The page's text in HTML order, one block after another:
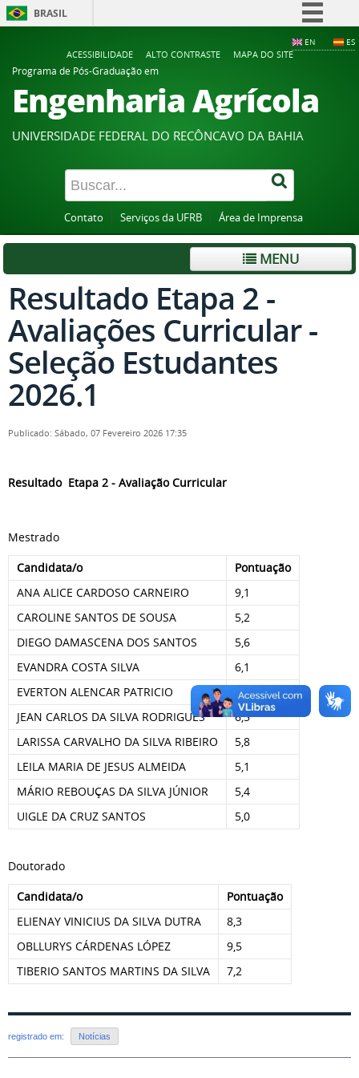
BRASIL
Participe
Acesso à informação
Legislação
Canais
EN ES
ACESSIBILIDADE ALTO CONTRASTE
MAPA DO SITE
Programa de Pós-Graduação em
Engenharia Agrícola
UNIVERSIDADE FEDERAL DO RECÔNCAVO DA BAHIA
Contato Serviços da UFRB Área de Imprensa
MENU
Resultado Etapa 2 -
Avaliações Curricular -
Seleção Estudantes
2026.1
Publicado: Sábado, 07 Fevereiro 2026 17:35
Resultado Etapa 2 - Avaliação Curricular
Mestrado
Candidata/o
Pontuação
ANA ALICE CARDOSO CARNEIRO
9,1
CAROLINE SANTOS DE SOUSA
5,2
DIEGO DAMASCENA DOS SANTOS
5,6
EVANDRA COSTA SILVA
6,1
EVERTON ALENCAR PATRICIO
10,0
JEAN CARLOS DA SILVA RODRIGUES
6,5
LARISSA CARVALHO DA SILVA RIBEIRO
5,8
LEILA MARIA DE JESUS ALMEIDA
5,1
MÁRIO REBOUÇAS DA SILVA JÚNIOR
5,4
UIGLE DA CRUZ SANTOS
5,0
Doutorado
Candidata/o
Pontuação
ELIENAY VINICIUS DA SILVA DUTRA
8,3
OBLLURYS CÁRDENAS LÓPEZ
9,5
TIBERIO SANTOS MARTINS DA SILVA
7,2
registrado em: Notícias